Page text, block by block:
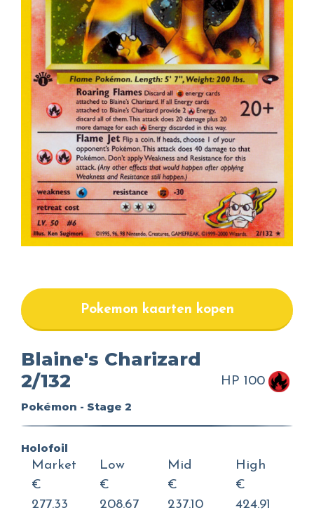
Pokemon kaarten kopen
Blaine's Charizard
2/132
Pokémon - Stage 2
HP 100
Holofoil
Market
€
277.33
Low
€
208.67
Mid
€
237.10
High
€
424.91